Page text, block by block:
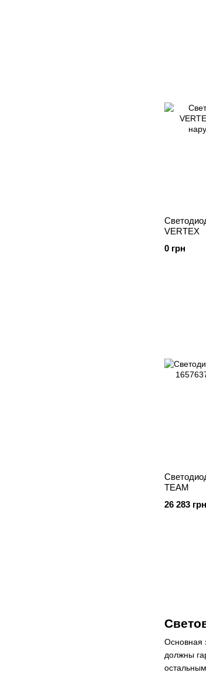
VERTEX
0 грн
TEAM
26 283 грн
Основная
должны